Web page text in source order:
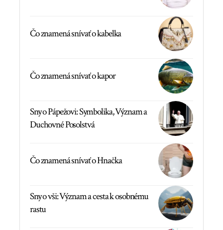
Čo znamená snívať o kabelka
Čo znamená snívať o kapor
Sny o Pápežovi: Symbolika, Význam a
Duchovné Posolstvá
Čo znamená snívať o Hnačka
Sny o vši: Význam a cesta k osobnému
rastu